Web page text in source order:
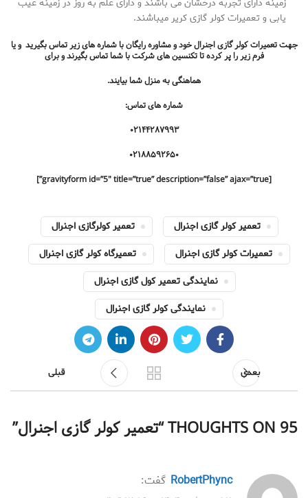
زمینه دارای تجربه درخشان می باشند و دارای علم به روز در زمینه عیب
یابی و تعمیرات کولر گازی کریر میباشند.
جهت تعمیرات کولر گازی اجنرال خود و مشاوره رایگان با شماره های زیر تماس بگیرید و یا
فرم زیر را پر کرده تا تکنسین های شرکت با شما تماس بگیرند و برای
هماهنگی به منزل شما بیایند.
شماره های تماس:
۰۲۱۴۴۲۸۷۹۹۳
۰۲۱۸۸۵۹۲۶۵۰
[gravityform id=”5″ title=”true” description=”false” ajax=”true”]
تعمیر کولر گازی اجنرال
تعمیر کولرگازی اجنرال
تعمیرات کولر گازی اجنرال
تعمیرگاه کولر گازی اجنرال
نمایندگی تعمیر کول گازی اجنرال
نمایندگی کولر گازی اجنرال
بعدی قبلی
95 THOUGHTS ON “ تعمیر کولر گازی اجنرال”
RobertPhync گفت: